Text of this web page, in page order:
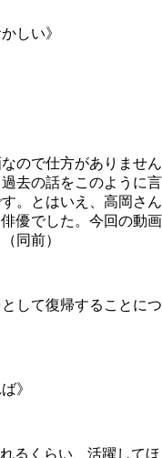
しい》
ので仕方がありません
去の話をこのように言
。とはいえ、高岡さん
優でした。今回の動画
同前）
して復帰することにつ
》
るくらい、活躍してほ